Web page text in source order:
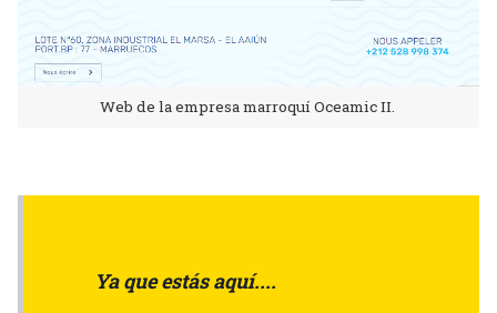
Web de la empresa marroquí Oceamic II.
Ya que estás aquí....